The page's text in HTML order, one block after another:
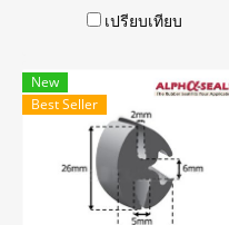
น้ำมันดีเยี่ยม ทนการสึกหรอ
หน้าต่างเครื่องจักร สินค้าพร้อม
ส่ง Tel:0926568846
เปรียบเทียบ
New
Best Seller